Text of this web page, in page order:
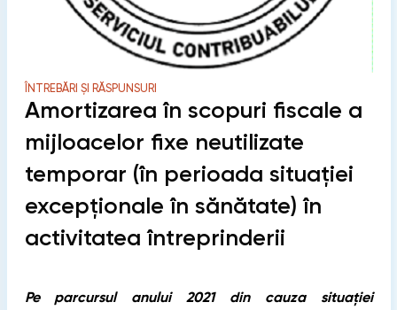
ÎNTREBĂRI ȘI RĂSPUNSURI
Amortizarea în scopuri fiscale a
mijloacelor fixe neutilizate
temporar (în perioada situației
excepționale în sănătate) în
activitatea întreprinderii
Pe parcursul anului 2021 din cauza situației